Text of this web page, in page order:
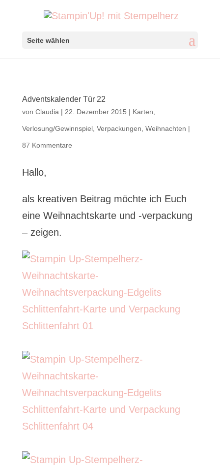
Seite wählen
Adventskalender Tür 22
von Claudia | 22. Dezember 2015 | Karten
Verlosung/Gewinnspiel, Verpackungen Weihnachten |
87 Kommentare
Hallo,
als kreativen Beitrag möchte ich Euch
eine Weihnachtskarte und -verpackung
– zeigen.